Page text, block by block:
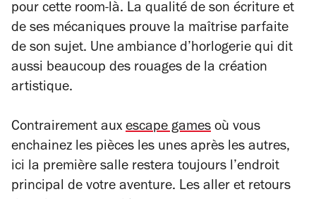
pour cette room-là. La qualité de son écriture et
de ses mécaniques prouve la maîtrise parfaite
de son sujet. Une ambiance d’horlogerie qui dit
aussi beaucoup des rouages de la création
artistique.
Contrairement aux escape games où vous
enchainez les pièces les unes après les autres,
ici la première salle restera toujours l’endroit
principal de votre aventure. Les aller et retours